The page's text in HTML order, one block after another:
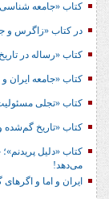
کتاب «جامعه
در کتاب «زاگرس و
کتاب «رساله در
کتاب «جامعه ایران
کتاب «تجلی
کتاب «تاریخ گم‌شده
کتاب «دلیل پریدنم»؛
می‌دهد!
ایران و اما و